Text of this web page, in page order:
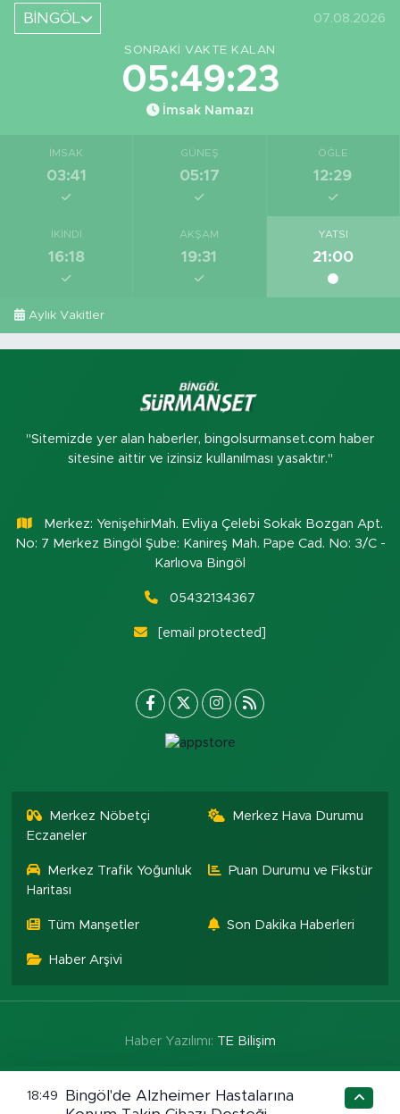
BİNGÖL 07.08.2026
SONRAKI VAKTE KALAN
05:49:22
İmsak Namazı
İMSAK
03:41
GÜNEŞ
05:17
ÖĞLE
12:29
İKINDI
16:18
AKŞAM
19:31
YATSI
21:00
Aylık Vakitler
"Sitemizde yer alan haberler, bingolsurmanset.com haber
sitesine aittir ve izinsiz kullanılması yasaktır."
Merkez: YenişehirMah. Evliya Çelebi Sokak Bozgan Apt.
No: 7 Merkez Bingöl Şube: Kanireş Mah. Pape Cad. No: 3/C -
Karlıova Bingöl
05432134367
[email protected]
Merkez Nöbetçi
Eczaneler
Merkez Hava Durumu
Merkez Trafik Yoğunluk
Haritası
Puan Durumu ve Fikstür
Tüm Manşetler Son Dakika Haberleri
Haber Arşivi
Haber Yazılımı: TE Bilişim
18:49
Bingöl'de Alzheimer Hastalarına